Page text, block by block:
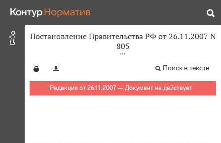
Постановление Правительства РФ от 26.11.2007 N
805
Поиск в тексте
Редакция от 26.11.2007 — Документ не действует